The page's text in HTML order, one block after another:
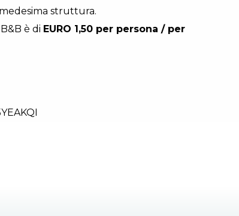
struttura.
è di EURO 1,50 per persona / per